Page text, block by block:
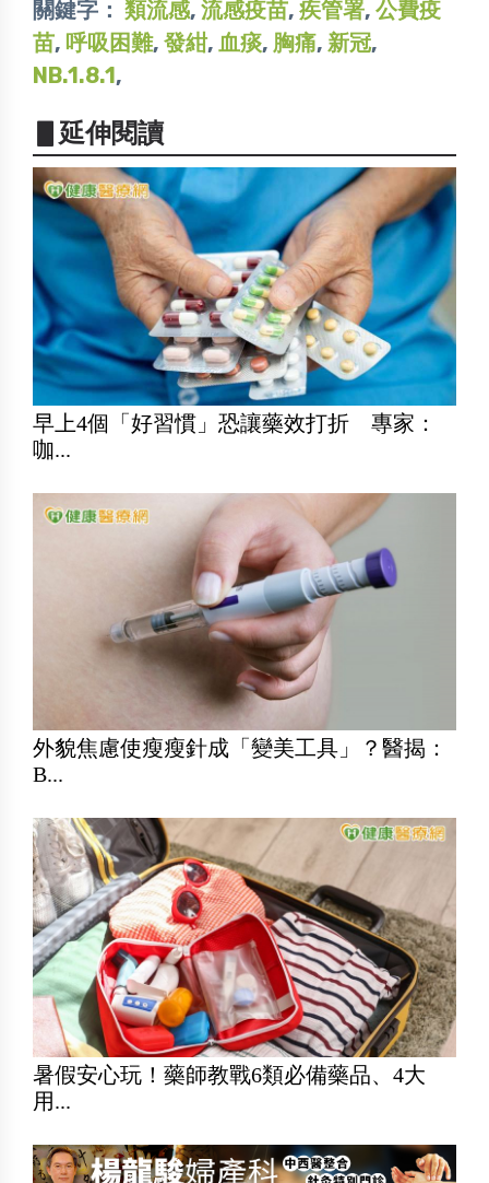
關鍵字： 類流感, 流感疫苗, 疾管署, 公費疫
苗, 呼吸困難, 發紺, 血痰, 胸痛, 新冠,
NB.1.8.1,
▋延伸閱讀
早上4個「好習慣」恐讓藥效打折 專家：
咖...
外貌焦慮使瘦瘦針成「變美工具」？醫揭：
B...
暑假安心玩！藥師教戰6類必備藥品、4大
用...